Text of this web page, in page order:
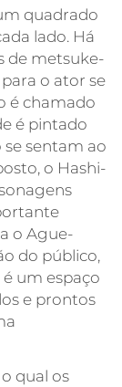
quadrado
lado. Há
de metsuke-
o ator se
é chamado
é pintado
sentam ao
o Hashi-
o Ague-
do público,
um espaço
e prontos
qual os